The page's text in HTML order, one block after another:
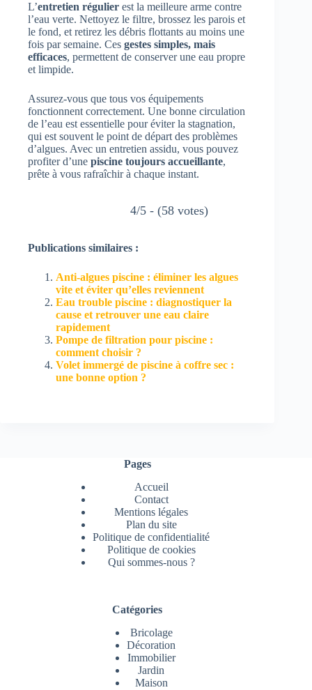
L’entretien régulier est la meilleure arme contre
l’eau verte. Nettoyez le filtre, brossez les parois et
le fond, et retirez les débris flottants au moins une
fois par semaine. Ces gestes simples, mais
efficaces, permettent de conserver une eau propre
et limpide.
Assurez-vous que tous vos équipements
fonctionnent correctement. Une bonne circulation
de l’eau est essentielle pour éviter la stagnation,
qui est souvent le point de départ des problèmes
d’algues. Avec un entretien assidu, vous pouvez
profiter d’une piscine toujours accueillante,
prête à vous rafraîchir à chaque instant.
4/5 - (58 votes)
Publications similaires :
Anti-algues piscine : éliminer les algues
vite et éviter qu’elles reviennent
Eau trouble piscine : diagnostiquer la
cause et retrouver une eau claire
rapidement
Pompe de filtration pour piscine :
comment choisir ?
Volet immergé de piscine à coffre sec :
une bonne option ?
Pages
Accueil
Contact
Mentions légales
Plan du site
Politique de confidentialité
Politique de cookies
Qui sommes-nous ?
Catégories
Bricolage
Décoration
Immobilier
Jardin
Maison